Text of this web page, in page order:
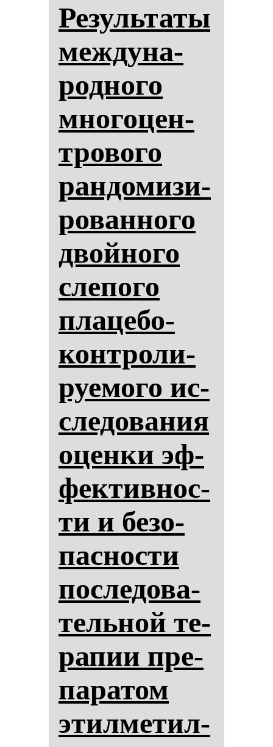
Ре­зуль­та­ты
меж­ду­на­
род­но­го
мно­го­цен­
тро­во­го
ран­до­ми­зи­
ро­ван­но­го
двой­но­го
сле­по­го
пла­це­бо-
кон­тро­ли­
ру­емо­го ис­
сле­до­ва­ния
оцен­ки эф­
фек­тив­нос­
ти и бе­зо­
пас­нос­ти
пос­ле­до­ва­
тель­ной те­
ра­пии пре­
па­ра­том
этил­ме­тил­